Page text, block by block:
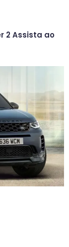
2 Assista ao